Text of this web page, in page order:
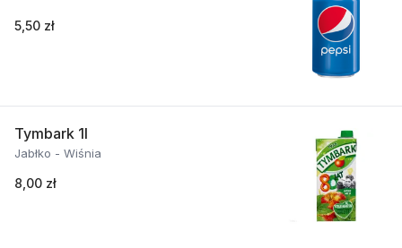
5,50 zł
Tymbark 1l
Jabłko - Wiśnia
8,00 zł